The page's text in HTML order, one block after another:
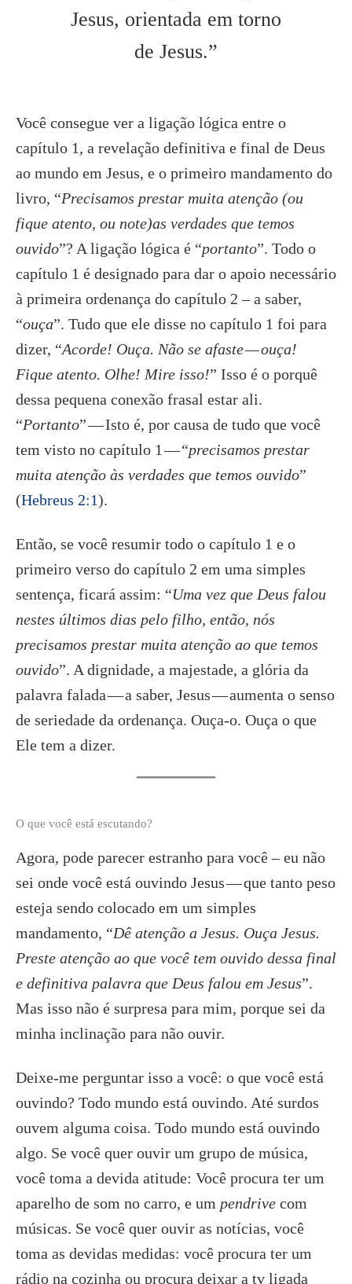
Jesus, orientada em torno
de Jesus.”
Você consegue ver a ligação lógica entre o
capítulo 1, a revelação definitiva e final de Deus
ao mundo em Jesus, e o primeiro mandamento do
livro, “Precisamos prestar muita atenção (ou
fique atento, ou note)as verdades que temos
ouvido”? A ligação lógica é “portanto”. Todo o
capítulo 1 é designado para dar o apoio necessário
à primeira ordenança do capítulo 2 – a saber,
“ouça”. Tudo que ele disse no capítulo 1 foi para
dizer, “Acorde! Ouça. Não se afaste — ouça!
Fique atento. Olhe! Mire isso!” Isso é o porquê
dessa pequena conexão frasal estar ali.
“Portanto” — Isto é, por causa de tudo que você
tem visto no capítulo 1 — “precisamos prestar
muita atenção às verdades que temos ouvido”
(Hebreus 2:1).
Então, se você resumir todo o capítulo 1 e o
primeiro verso do capítulo 2 em uma simples
sentença, ficará assim: “Uma vez que Deus falou
nestes últimos dias pelo filho, então, nós
precisamos prestar muita atenção ao que temos
ouvido”. A dignidade, a majestade, a glória da
palavra falada — a saber, Jesus — aumenta o senso
de seriedade da ordenança. Ouça-o. Ouça o que
Ele tem a dizer.
O que você está escutando?
Agora, pode parecer estranho para você – eu não
sei onde você está ouvindo Jesus — que tanto peso
esteja sendo colocado em um simples
mandamento, “Dê atenção a Jesus. Ouça Jesus.
Preste atenção ao que você tem ouvido dessa final
e definitiva palavra que Deus falou em Jesus”.
Mas isso não é surpresa para mim, porque sei da
minha inclinação para não ouvir.
Deixe-me perguntar isso a você: o que você está
ouvindo? Todo mundo está ouvindo. Até surdos
ouvem alguma coisa. Todo mundo está ouvindo
algo. Se você quer ouvir um grupo de música,
você toma a devida atitude: Você procura ter um
aparelho de som no carro, e um pendrive com
músicas. Se você quer ouvir as notícias, você
toma as devidas medidas: você procura ter um
rádio na cozinha ou procura deixar a tv ligada